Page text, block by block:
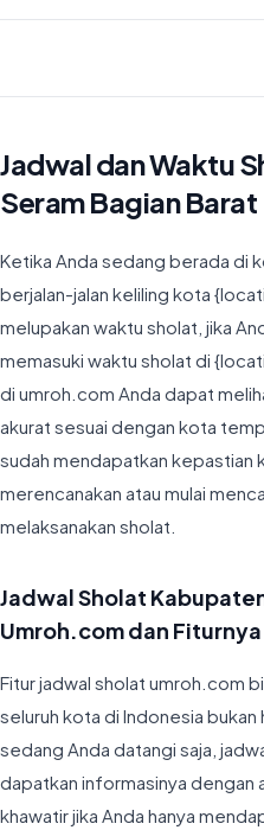
Jadwal dan Waktu
Seram Bagian Barat
Ketika Anda sedang berada di
berjalan-jalan keliling kota
melupakan waktu sholat, jika
memasuki waktu sholat di
di umroh.com Anda dapat
akurat sesuai dengan kota
sudah mendapatkan kepastian
merencanakan atau mulai
melaksanakan sholat.
Jadwal Sholat
Umroh.com dan Fiturnya
Fitur jadwal sholat umroh.com
seluruh kota di Indonesia
sedang Anda datangi saja,
dapatkan informasinya dengan
khawatir jika Anda hanya